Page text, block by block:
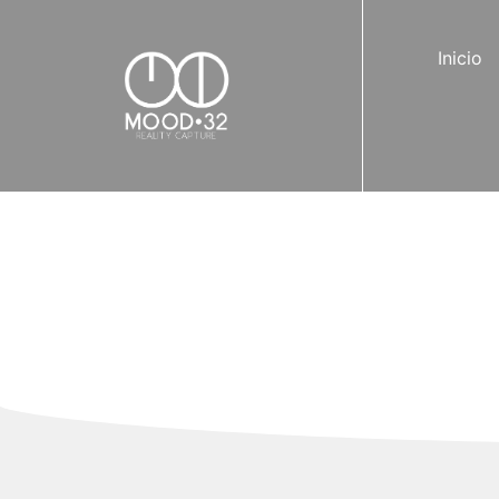
Inicio